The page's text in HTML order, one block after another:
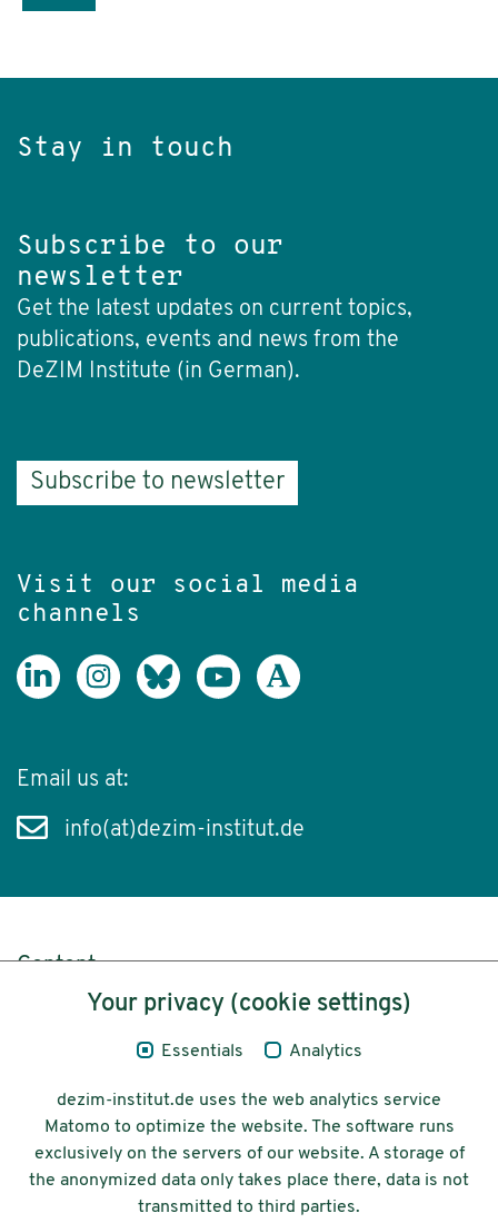
Stay in touch
Subscribe to our
newsletter
Get the latest updates on current topics,
publications, events and news from the
DeZIM Institute (in German).
Subscribe to newsletter
Visit our social media
channels
Email us at:
info(at)dezim-institut.de
Content
Legal Notice
© 2026 Deutsches Zentrum für
Integrations-
und Migrationsforschung DeZIM e.V.
Your privacy (cookie settings)
Essentials Analytics
dezim-institut.de uses the web analytics service
Matomo to optimize the website. The software runs
exclusively on the servers of our website. A storage of
the anonymized data only takes place there, data is not
transmitted to third parties.